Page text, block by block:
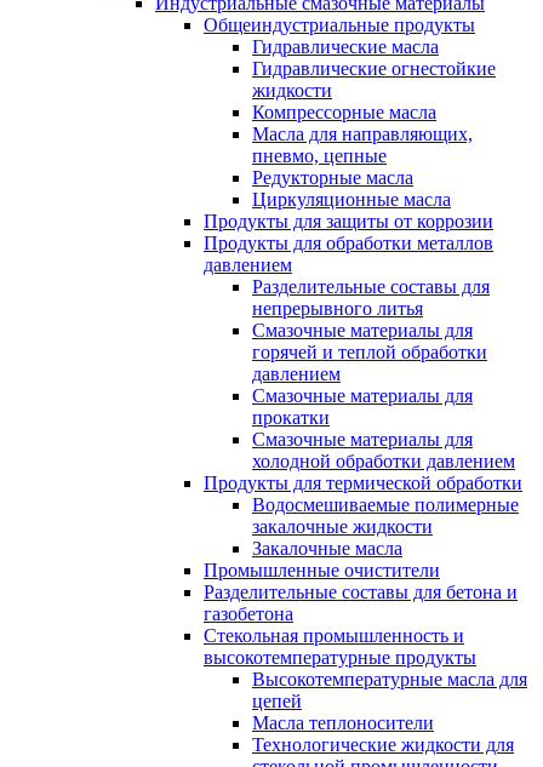
Общеиндустриальные продукты
Гидравлические масла
Гидравлические огнестойкие
жидкости
Компрессорные масла
Масла для направляющих,
пневмо, цепные
Редукторные масла
Циркуляционные масла
Продукты для защиты от коррозии
Продукты для обработки металлов
давлением
Разделительные составы для
непрерывного литья
Смазочные материалы для
горячей и теплой обработки
давлением
Смазочные материалы для
прокатки
Смазочные материалы для
холодной обработки давлением
Продукты для термической обработки
Водосмешиваемые полимерные
закалочные жидкости
Закалочные масла
Промышленные очистители
Разделительные составы для бетона и
газобетона
Стекольная промышленность и
высокотемпературные продукты
Высокотемпературные масла для
цепей
Масла теплоносители
Технологические жидкости для